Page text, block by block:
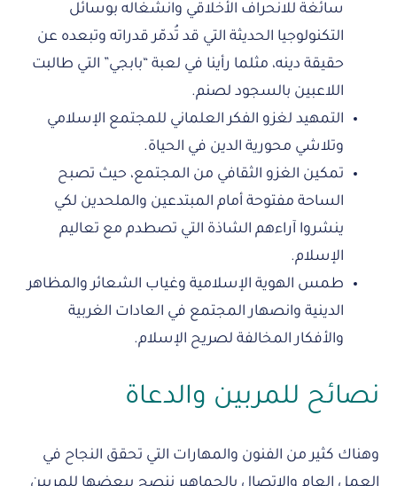
سائغة للانحراف الأخلاقي وانشغاله بوسائل
التكنولوجيا الحديثة التي قد تُدمّر قدراته وتبعده عن
حقيقة دينه، مثلما رأينا في لعبة “بابجي” التي طالبت
اللاعبين بالسجود لصنم.
التمهيد لغزو الفكر العلماني للمجتمع الإسلامي
وتلاشي محورية الدين في الحياة.
تمكين الغزو الثقافي من المجتمع، حيث تصبح
الساحة مفتوحة أمام المبتدعين والملحدين لكي
ينشروا آراءهم الشاذة التي تصطدم مع تعاليم
الإسلام.
طمس الهوية الإسلامية وغياب الشعائر والمظاهر
الدينية وانصهار المجتمع في العادات الغربية
والأفكار المخالفة لصريح الإسلام.
نصائح للمربين والدعاة
وهناك كثير من الفنون والمهارات التي تحقق النجاح في